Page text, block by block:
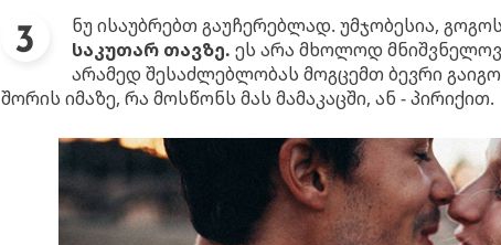
ნუ ისაუბრებთ გაუჩერებლად. უმჯობესია,
საკუთარ თავზე. ეს არა მხოლოდ
არამედ შესაძლებლობას მოგცემთ ბევრი
შორის იმაზე, რა მოსწონს მას მამაკაცში, ან - პირიქით.